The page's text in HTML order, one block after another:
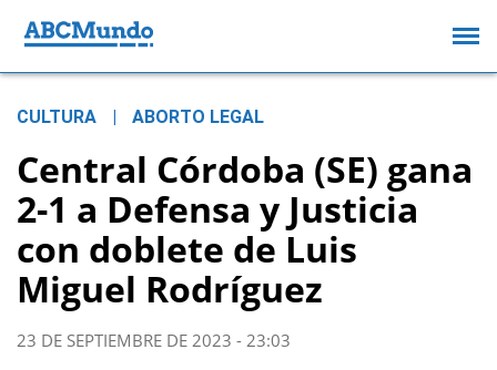
CULTURA ABORTO LEGAL
Central Córdoba (SE) gana
2-1 a Defensa y Justicia
con doblete de Luis
Miguel Rodríguez
23 DE SEPTIEMBRE DE 2023 - 23:03